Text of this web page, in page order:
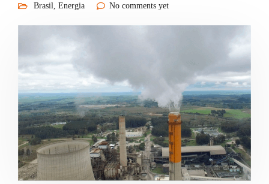
Brasil, Energia No comments yet